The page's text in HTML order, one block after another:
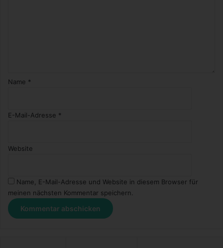
Name *
E-Mail-Adresse *
Website
Name, E-Mail-Adresse und Website in diesem Browser für
meinen nächsten Kommentar speichern.